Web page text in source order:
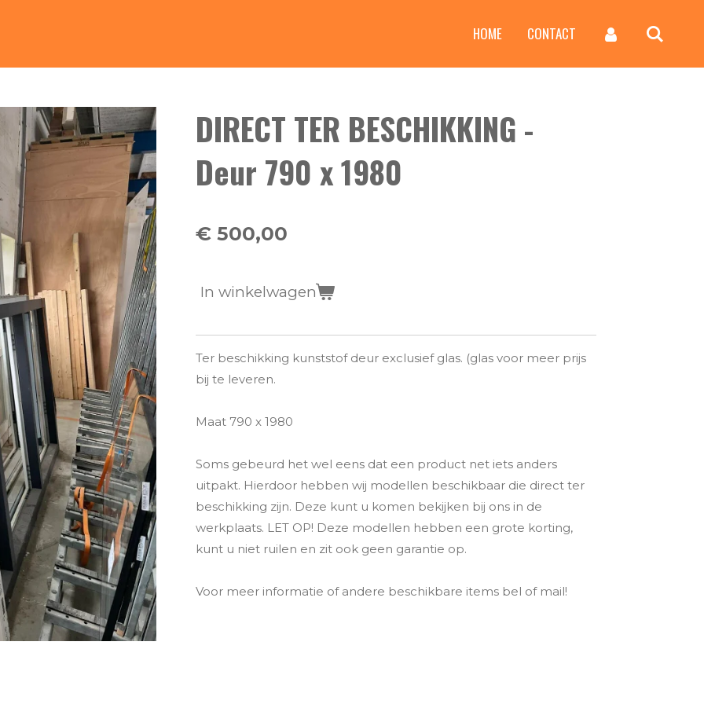
HOME CONTACT
DIRECT TER BESCHIKKING -
Deur 790 x 1980
€ 500,00
In winkelwagen
Ter beschikking kunststof deur exclusief glas. (glas voor meer prijs
bij te leveren.
Maat 790 x 1980
Soms gebeurd het wel eens dat een product net iets anders
uitpakt. Hierdoor hebben wij modellen beschikbaar die direct ter
beschikking zijn. Deze kunt u komen bekijken bij ons in de
werkplaats. LET OP! Deze modellen hebben een grote korting,
kunt u niet ruilen en zit ook geen garantie op.
Voor meer informatie of andere beschikbare items bel of mail!